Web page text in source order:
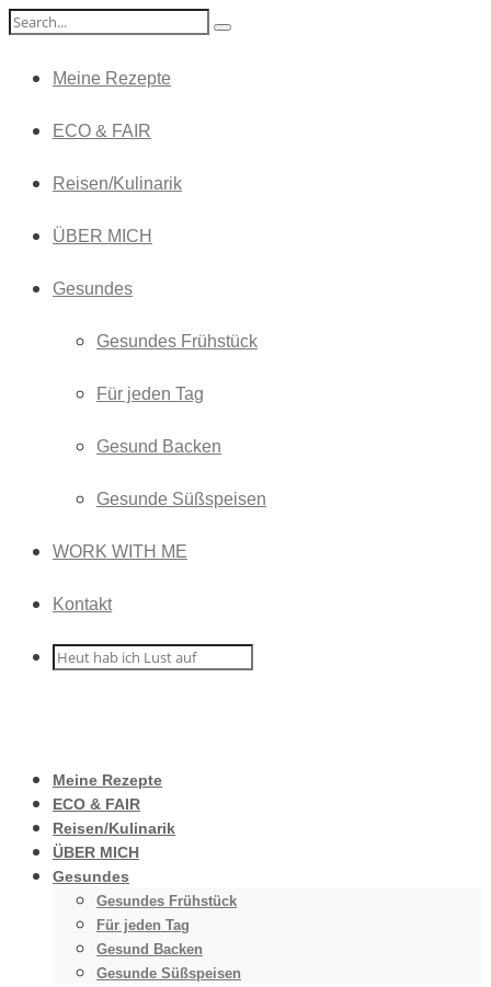
Meine Rezepte
ECO & FAIR
Reisen/Kulinarik
ÜBER MICH
Gesundes
Gesundes Frühstück
Für jeden Tag
Gesund Backen
Gesunde Süßspeisen
WORK WITH ME
Kontakt
Meine Rezepte
ECO & FAIR
Reisen/Kulinarik
ÜBER MICH
Gesundes
Gesundes Frühstück
Für jeden Tag
Gesund Backen
Gesunde Süßspeisen